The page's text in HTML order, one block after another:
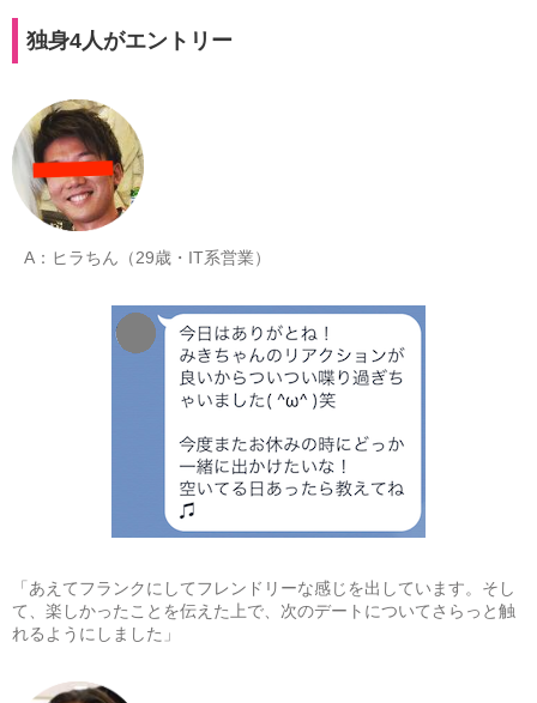
独身4人がエントリー
A：ヒラちん（29歳・IT系営業）
「あえてフランクにしてフレンドリーな感じを出しています。そし
て、楽しかったことを伝えた上で、次のデートについてさらっと触
れるようにしました」